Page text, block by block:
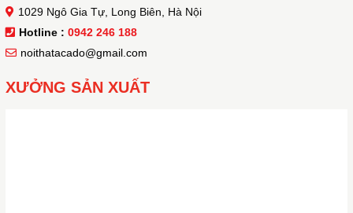
1029 Ngô Gia Tự, Long Biên, Hà Nội
Hotline : 0942 246 188
noithatacado@gmail.com
XƯỞNG SẢN XUẤT